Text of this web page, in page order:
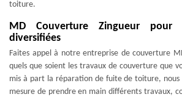
toiture.
MD Couverture Zingueur pour
diversifiées
Faites appel à notre entreprise de couverture
quels que soient les travaux de couverture que
mis à part la réparation de fuite de toiture, nous
mesure de prendre en main différents travaux,